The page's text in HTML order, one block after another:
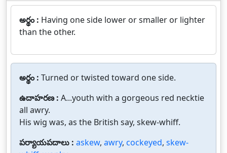
అర్థం : Having one side lower or smaller or lighter
than the other.
అర్థం : Turned or twisted toward one side.
ఉదాహరణ : A...youth with a gorgeous red necktie
all awry.
His wig was, as the British say, skew-whiff.
పర్యాయపదాలు : askew, awry, cockeyed, skew-